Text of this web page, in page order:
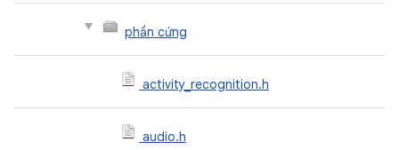
phần cứng
activity_recognition.h
audio.h